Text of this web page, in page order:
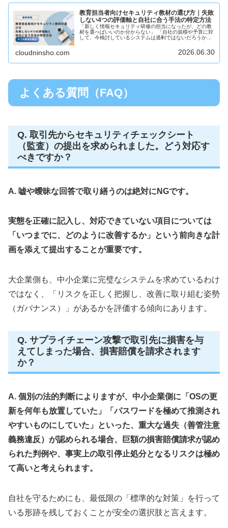
教育担当者向けセキュリティ教材の選び方｜失敗
しない4つの評価軸と自社に合う手法の特定方法
「新しく情報セキュリティ研修の担当になったが、どの教
材を選べばいいのか分からない」 「自社の規模や予算に対
して、今検討しているシステムは過剰ではないだろうか」
cloudninsho.com 2026.06.30
よくある質問（FAQ）
Q. 取引先からセキュリティチェックシート
（監査）の提出を求められました。どう対応す
べきですか？
A. 嘘や曖昧な回答で取り繕うのは絶対にNGです。
実態を正確に記入し、対応できていない項目については
「いつまでに、どのように改善するか」という前向きな計
画を添えて提出することが重要です。
大企業側も、中小企業に完璧なシステムを求めているわけ
ではなく、「リスクを正しく把握し、改善に取り組む姿勢
（ガバナンス）」があるかを評価する傾向にあります。
Q. サプライチェーン攻撃で取引先に損害を与
えてしまった場合、損害賠償を請求されます
か？
A. 個別の法的判断によりますが、中小企業側に「OSの更
新を何年も放置していた」「パスワードを極めて推測され
やすいものにしていた」といった、重大な過失（善管注意
義務違反）が認められる場合、巨額の損害賠償請求が認め
られた判例や、事実上の取引停止処分となるリスクは極め
て高いと考えられます。
自社を守るためにも、最低限の「標準的な対策」を行って
いる形跡を残しておくことが安全の選択肢と言えます。